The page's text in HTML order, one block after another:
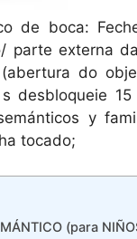
de boca:
parte externa
do
desbloqueie
y
tocado;
(para